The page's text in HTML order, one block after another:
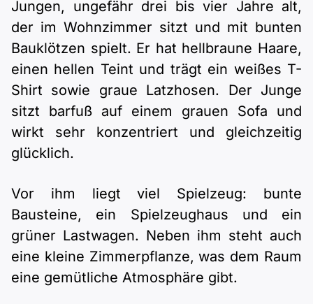
Jungen, ungefähr drei bis vier Jahre alt,
der im Wohnzimmer sitzt und mit bunten
Bauklötzen spielt. Er hat hellbraune Haare,
einen hellen Teint und trägt ein weißes T-
Shirt sowie graue Latzhosen. Der Junge
sitzt barfuß auf einem grauen Sofa und
wirkt sehr konzentriert und gleichzeitig
glücklich.
Vor ihm liegt viel Spielzeug: bunte
Bausteine, ein Spielzeughaus und ein
grüner Lastwagen. Neben ihm steht auch
eine kleine Zimmerpflanze, was dem Raum
eine gemütliche Atmosphäre gibt.